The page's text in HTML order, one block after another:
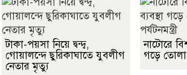
টাকা-পয়সা নিয়ে দ্বন্দ্ব,
গোয়ালন্দে ছুরিকাঘাতে যুবলীগ
নেতার মৃত্যু
নাটোরে
গড়ে তোলা